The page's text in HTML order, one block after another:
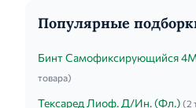
Популярные
Бинт Самофиксирующийся
товара)
Тексаред Лиоф. Д/Ин. (Фл.) (2